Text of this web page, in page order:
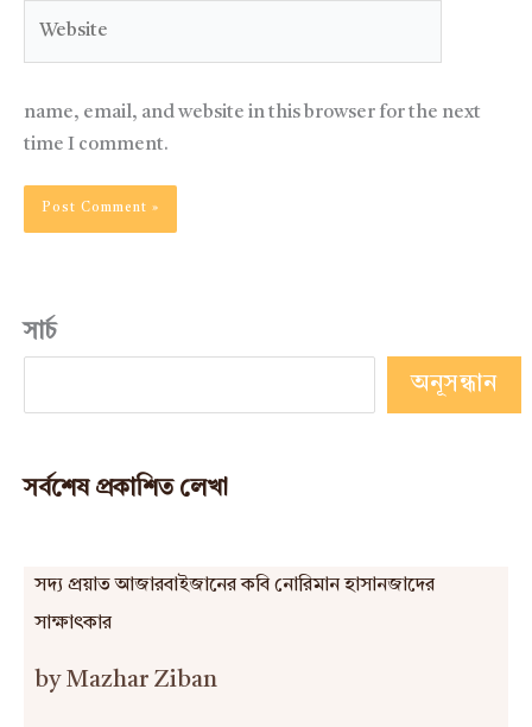
name, email, and website in this browser for the next
time I comment.
সার্চ
অনূসন্ধান
সর্বশেষ প্রকাশিত লেখা
সদ্য প্রয়াত আজারবাইজানের কবি নোরিমান হাসানজাদের
সাক্ষাৎকার
by Mazhar Ziban